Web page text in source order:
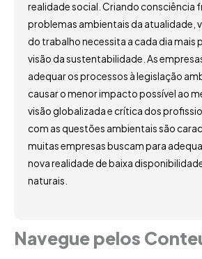
realidade social. Criando consciência
problemas ambientais da atualidade,
do trabalho necessita a cada dia mais
visão da sustentabilidade. As
adequar os processos à legislação
causar o menor impacto possível ao
visão globalizada e crítica dos
com as questões ambientais são
muitas empresas buscam para
nova realidade de baixa
naturais.
Navegue pelos